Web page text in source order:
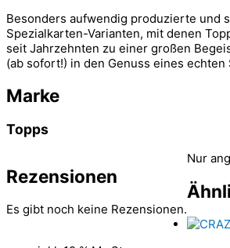
Besonders aufwendig produzierte und
Spezialkarten-Varianten, mit denen
seit Jahrzehnten zu einer großen
(ab sofort!) in den Genuss eines echten
Marke
Topps
Rezensionen
Es gibt noch keine Rezensionen.
Nur